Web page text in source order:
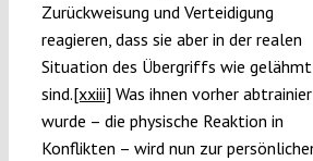
Zurückweisung und Verteidigung
reagieren, dass sie aber in der realen
Situation des Übergriffs wie gelähmt
sind.[xxiii] Was ihnen vorher
wurde – die physische Reaktion in
Konflikten – wird nun zur